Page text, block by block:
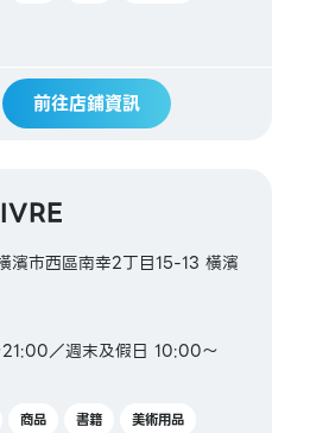
前往店鋪資訊
市西區南幸2丁目15-13 橫濱
／週末及假日 10:00～
商品 書籍
美術用品